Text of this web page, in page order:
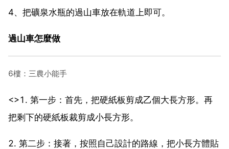
4、把礦泉水瓶的過山車放在軌道上即可。
過山車怎麼做
6樓：三農小能手
<>1. 第一步：首先，把硬紙板剪成乙個大長方形。再
把剩下的硬紙板裁剪成小長方形。
2. 第二步：接著，按照自己設計的路線，把小長方體貼